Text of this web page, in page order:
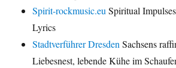
Spirit-rockmusic.eu Spiritual
Lyrics
Stadtverführer Dresden Sachsens
Liebesnest, lebende Kühe im